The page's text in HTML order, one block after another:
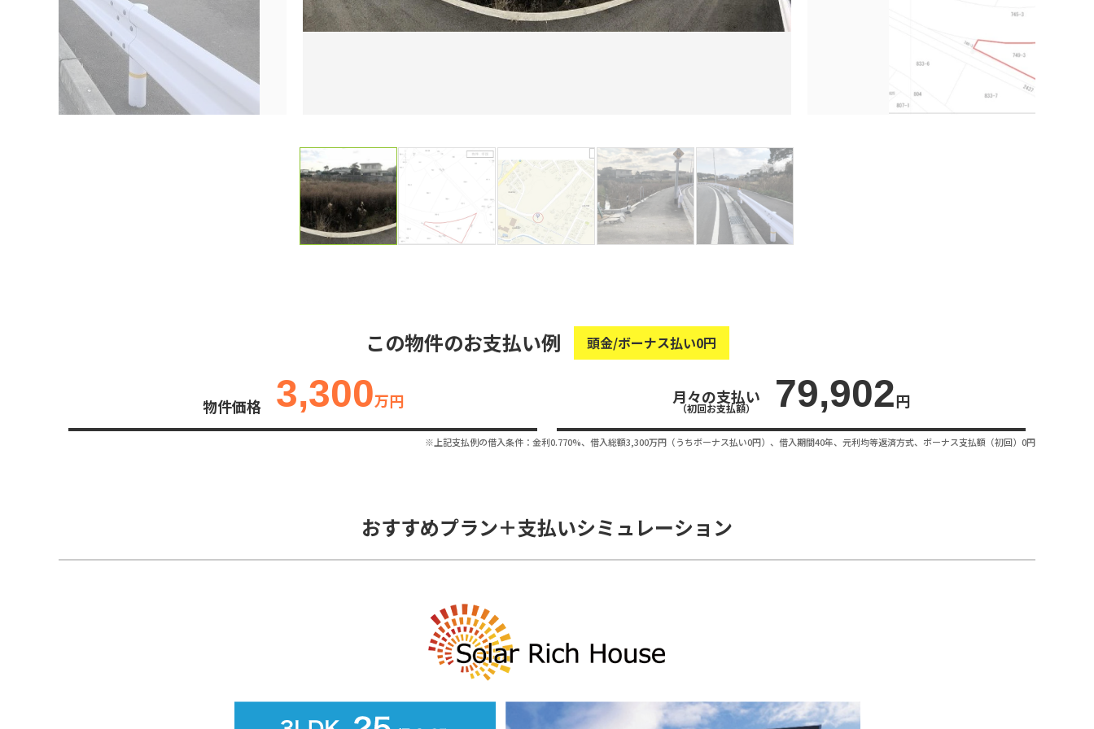
この物件のお支払い例 頭金/ボーナス払い0円
物件価格 3,300万円 月々の支払い
（初回お支払額） 79,902円
※上記支払例の借入条件：金利0.770%、借入総額3,300万円（うちボーナス払い0円）、借入期間40年、元利均等返済方式、ボーナス支払額（初回）0円
おすすめプラン＋支払いシミュレーション